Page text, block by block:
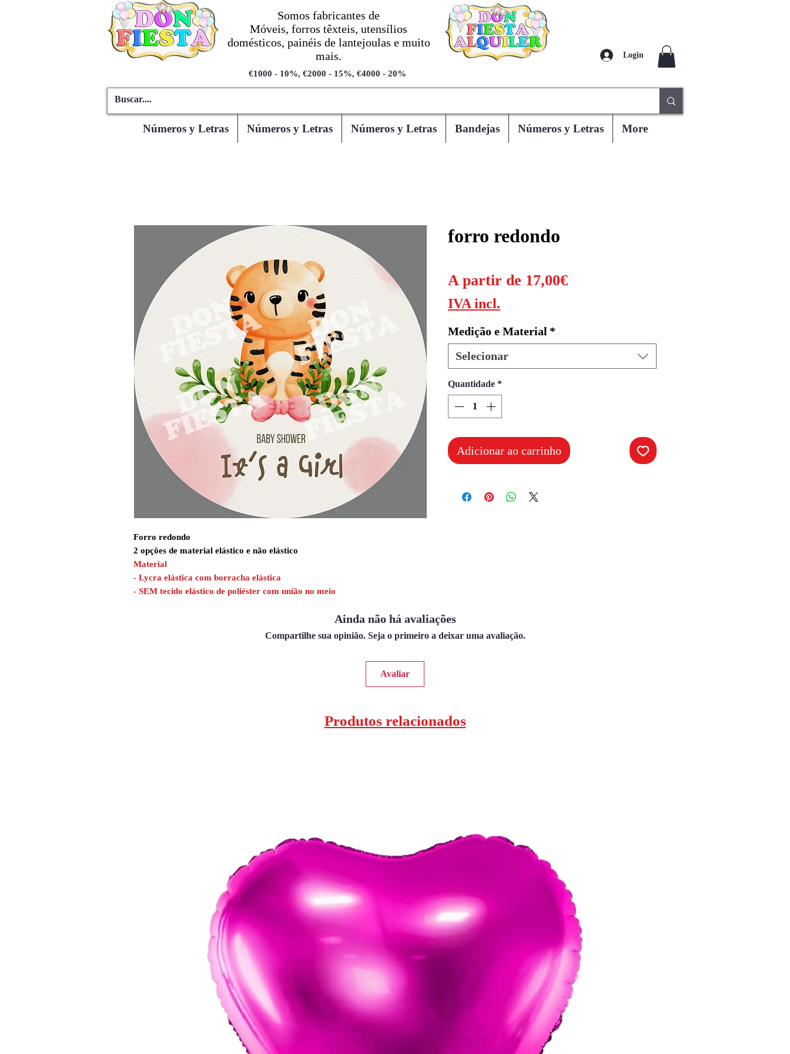
Somos fabricantes de
Móveis, forros têxteis, utensílios
domésticos, painéis de lantejoulas e muito
mais.
€1000 - 10%, €2000 - 15%, €4000 - 20%
Login
Números y Letras Números y Letras Números y Letras Bandejas Números y Letras More
Forro redondo
2 opções de material elástico e não elástico
Material
- Lycra elástica com borracha elástica
- SEM tecido elástico de poliéster com união no meio
forro redondo
A partir de 17,00€Preço
IVA incl.
Medição e Material *
Selecionar
Quantidade *
Adicionar ao carrinho
Ainda não há avaliações
Compartilhe sua opinião. Seja o primeiro a deixar uma avaliação.
Avaliar
Produtos relacionados